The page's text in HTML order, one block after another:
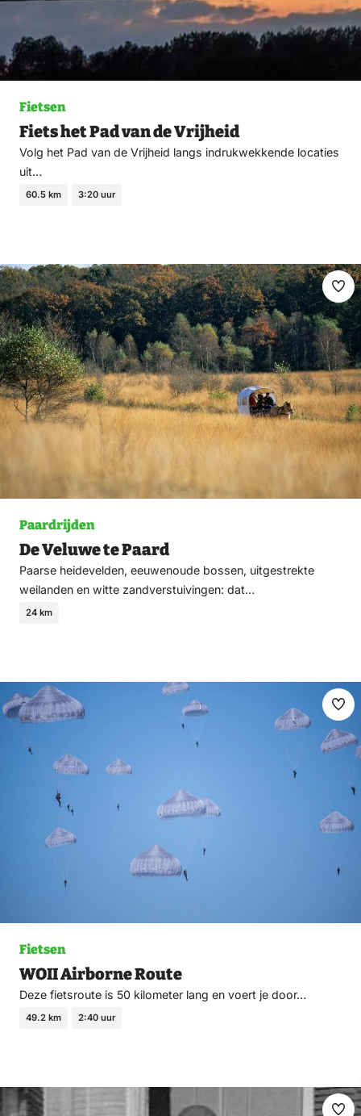
Fietsen
Fiets het Pad van de Vrijheid
Volg het Pad van de Vrijheid langs indrukwekkende locaties
uit…
60.5 km 3:20 uur
Paardrijden
De Veluwe te Paard
Paarse heidevelden, eeuwenoude bossen, uitgestrekte
weilanden en witte zandverstuivingen: dat…
24 km
Fietsen
WOII Airborne Route
Deze fietsroute is 50 kilometer lang en voert je door…
49.2 km 2:40 uur